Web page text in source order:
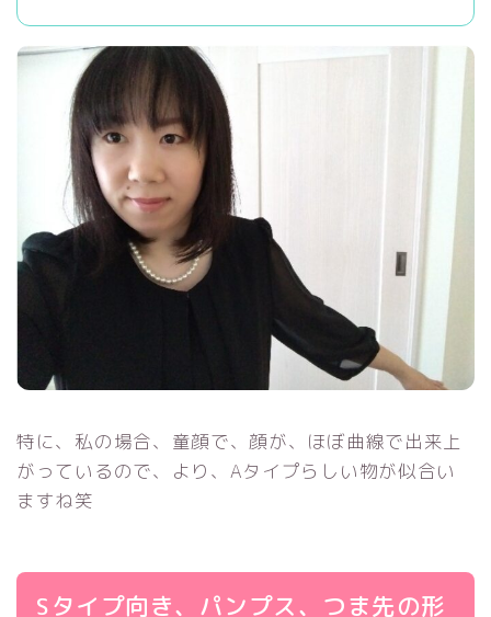
特に、私の場合、童顔で、顔が、ほぼ曲線で出来上
がっているので、より、Aタイプらしい物が似合い
ますね笑
Sタイプ向き、パンプス、つま先の形